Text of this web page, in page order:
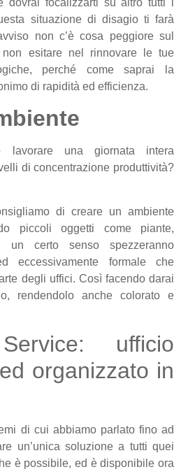
dovrai focalizzarti su altro tutti i
situazione di disagio ti farà
non c’è cosa peggiore sul
esitare nel rinnovare le tue
perché come saprai la
di rapidità ed efficienza.
lavorare una giornata intera
di concentrazione produttività?
di creare un ambiente
piccoli oggetti come piante,
certo senso spezzeranno
eccessivamente formale che
degli uffici. Così facendo darai
rendendolo anche colorato e
ufficio
organizzato in
di cui abbiamo parlato fino ad
un’unica soluzione a tutti quei
è possibile, ed è disponibile ora